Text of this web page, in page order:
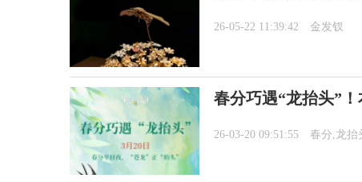
26-05-22 11:39:42 金发钗
春分巧遇“龙抬头”
26-03-20 09:51:55 春分,龙抬